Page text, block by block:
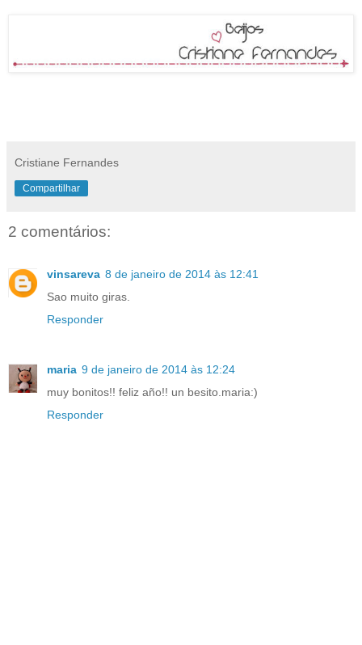
Cristiane Fernandes
Compartilhar
2 comentários:
vinsareva 8 de janeiro de 2014 às 12:41
Sao muito giras.
Responder
maria 9 de janeiro de 2014 às 12:24
muy bonitos!! feliz año!! un besito.maria:)
Responder